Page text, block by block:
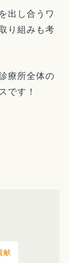
出し合うワ
り組みも考
療所全体の
です！
献